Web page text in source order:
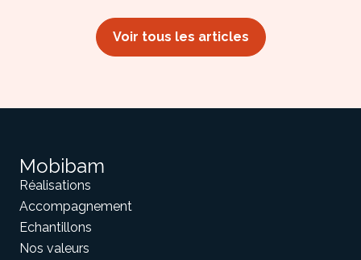
Voir tous les articles
Mobibam
Réalisations
Accompagnement
Echantillons
Nos valeurs